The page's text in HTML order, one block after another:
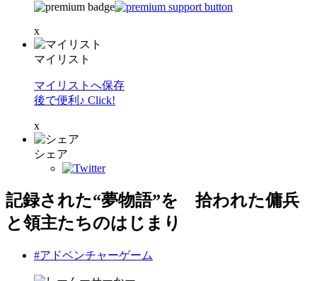
x
マイリスト
マイリストへ保存
後で便利♪ Click!
x
シェア
記録された“夢物語”を 拾われた傭兵
と領主たちのはじまり
#アドベンチャーゲーム